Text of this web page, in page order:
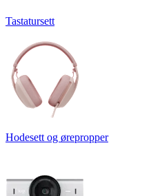
Tastatursett
Hodesett og ørepropper